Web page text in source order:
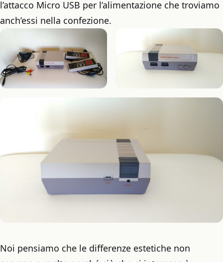
l’attacco Micro USB per l’alimentazione che troviamo
anch’essi nella confezione.
Noi pensiamo che le differenze estetiche non